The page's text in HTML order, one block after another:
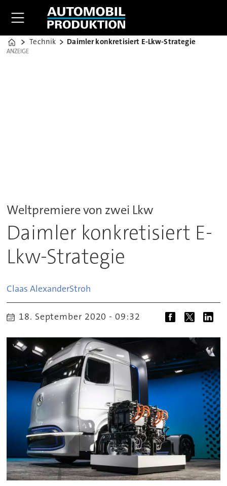
Home
Technik Daimler konkretisiert E-Lkw-Strategie
ANZEIGE
ANZEIGE
Weltpremiere von zwei Lkw
Daimler konkretisiert E-
Lkw-Strategie
Claas AlexanderStroh
18. September 2020 - 09:32